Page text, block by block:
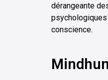
dérangeante
psychologiques
conscience.